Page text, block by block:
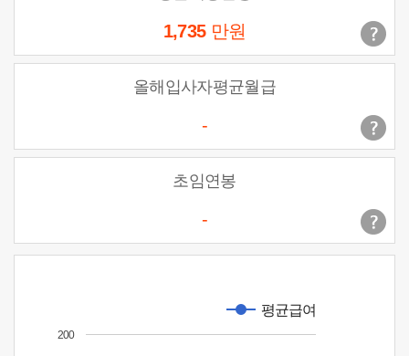
1,735 만원
올해입사자평균월급
-
초임연봉
-
평균급여
200